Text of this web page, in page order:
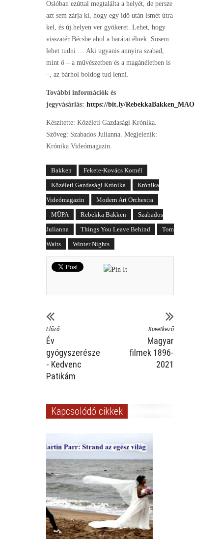
Oslóban ezúttal megtalálta a helyét, de persze
azt sem zárja ki, hogy egy idő után ismét útra
kel, és új helyen ver gyökeret. Lehet, hogy
visszatér Bécsbe ahol a barátai élnek. Sosem
lehet tudni … Aki ugyanis annyira szabad,
mint ő – a művészetben és a magánéletben is
–, az bárhol boldog tud lenni.
További információk és
jegyvásárlás: https://bit.ly/RebekkaBakken_MAO
Készítette: Közéleti Gazdasági Krónika.
Szöveg: Szabados Julianna. Megjelenik:
Krónika Videómagazin.
Bakken
Fekete-Kovács Kornél
Közéleti Gazdasági Krónika
Krónika
Videómagazin
Modern Art Orchestra
MÜPA
Rebekka Bakken
Szabados
Julianna
Things You Leave Behind
Tom
Waits
Winter Nights
Előző
Év
gyógyszerésze
- Kedvenc
Patikám
Következő
Magyar
filmek 1896-
2021
Kapcsolódó cikkek